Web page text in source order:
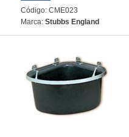
Código: CME023
Marca: Stubbs England